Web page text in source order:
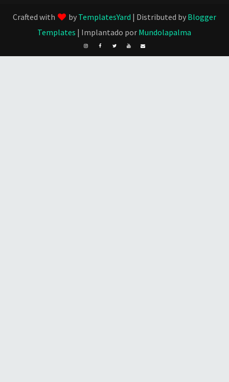
Crafted with by TemplatesYard | Distributed by Blogger
Templates | Implantado por Mundolapalma